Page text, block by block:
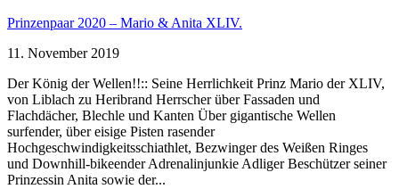
Prinzenpaar 2020 – Mario & Anita XLIV.
11. November 2019
Der König der Wellen!!:: Seine Herrlichkeit Prinz Mario der XLIV,
von Liblach zu Heribrand Herrscher über Fassaden und
Flachdächer, Blechle und Kanten Über gigantische Wellen
surfender, über eisige Pisten rasender
Hochgeschwindigkeitsschiathlet, Bezwinger des Weißen Ringes
und Downhill-bikeender Adrenalinjunkie Adliger Beschützer seiner
Prinzessin Anita sowie der...